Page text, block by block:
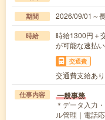
期間 2026/09/01～
時給
時給1300円
が可能な速払
交通費
交通費支給あり
仕事内容 一般事務
＊データ入力
ル管理｜電話